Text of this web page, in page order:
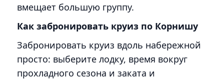
вмещает большую группу.
Как забронировать круиз по Корнишу
Забронировать круиз вдоль набережной
просто: выберите лодку, время вокруг
прохладного сезона и заката и